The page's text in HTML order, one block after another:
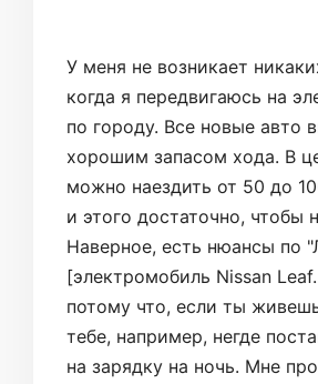
У меня не возникает
когда я передвигаюсь на
по городу. Все новые авто
хорошим запасом хода. В
можно наездить от 50 до
и этого достаточно, чтобы
Наверное, есть нюансы по
[электромобиль Nissan
потому что, если ты
тебе, например, негде
на зарядку на ночь. Мне